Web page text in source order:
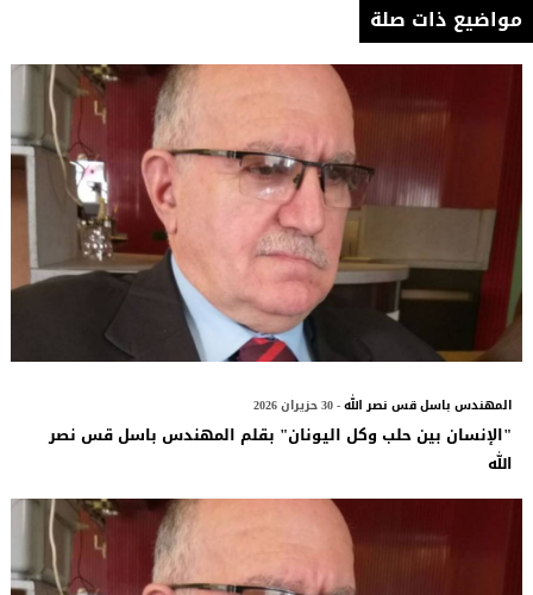
مواضيع ذات صلة
المهندس باسل قس نصر الله- 30 حزيران 2026
"الإنسان بين حلب وكل اليونان" بقلم المهندس باسل قس نصر
الله